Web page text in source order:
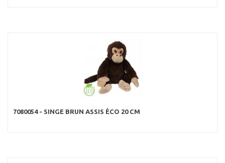
7080054 - SINGE BRUN ASSIS ÉCO 20 CM